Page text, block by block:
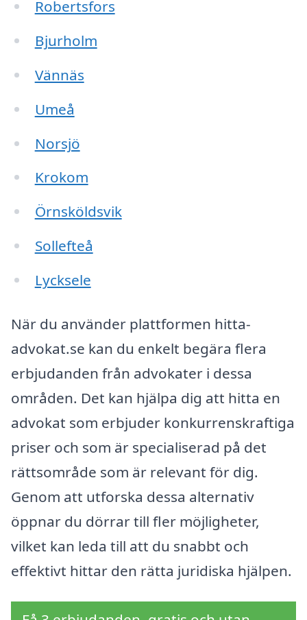
Robertsfors
Bjurholm
Vännäs
Umeå
Norsjö
Krokom
Örnsköldsvik
Sollefteå
Lycksele
När du använder plattformen hitta-
advokat.se kan du enkelt begära flera
erbjudanden från advokater i dessa
områden. Det kan hjälpa dig att hitta en
advokat som erbjuder konkurrenskraftiga
priser och som är specialiserad på det
rättsområde som är relevant för dig.
Genom att utforska dessa alternativ
öppnar du dörrar till fler möjligheter,
vilket kan leda till att du snabbt och
effektivt hittar den rätta juridiska hjälpen.